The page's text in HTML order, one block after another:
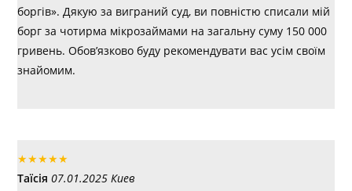
боргів». Дякую за виграний суд, ви повністю списали мій
борг за чотирма мікрозаймами на загальну суму 150 000
гривень. Обов’язково буду рекомендувати вас усім своїм
знайомим.
★★★★★
Таїсія 07.01.2025 Киев